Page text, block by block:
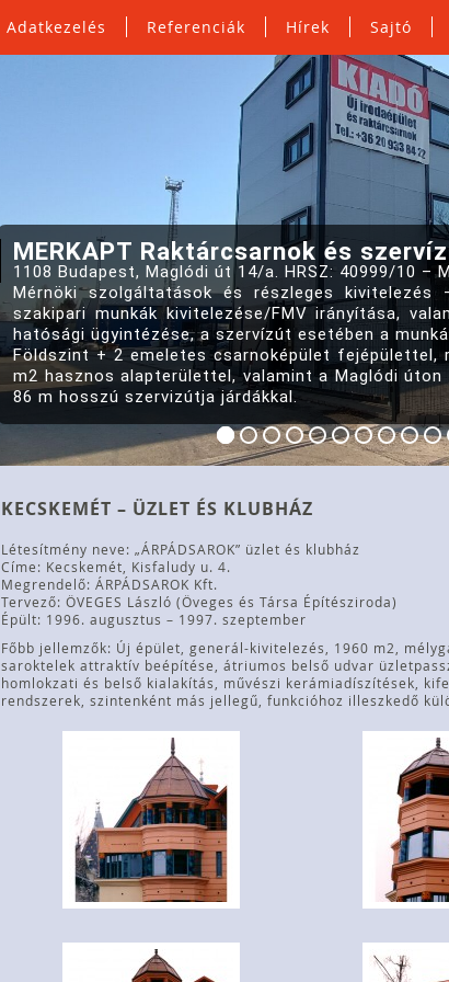
Adatkezelés Referenciák Hírek Sajtó
MERKAPT Raktárcsarnok és
KECSKEMÉT – ÜZLET ÉS KLUBHÁZ
Létesítmény neve: „ÁRPÁDSAROK” üzlet és klubház
Címe: Kecskemét, Kisfaludy u. 4.
Megrendelő: ÁRPÁDSAROK Kft.
Tervező: ÖVEGES László (Öveges és Társa Építésziroda)
Épült: 1996. augusztus – 1997. szeptember
Főbb jellemzők: Új épület, generál-kivitelezés, 1960 m2,
saroktelek attraktív beépítése, átriumos belső udvar
homlokzati és belső kialakítás, művészi kerámiadíszítések,
rendszerek, szintenként más jellegű, funkcióhoz illeszkedő